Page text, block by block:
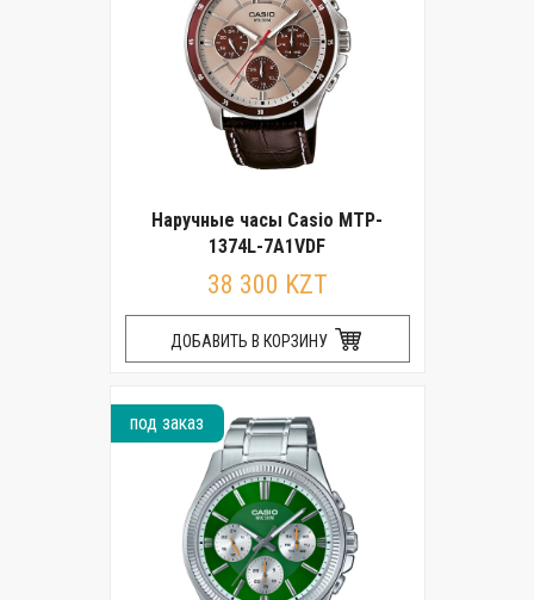
Наручные часы Casio MTP-
1374L-7A1VDF
38 300 KZT
ДОБАВИТЬ В КОРЗИНУ
под заказ